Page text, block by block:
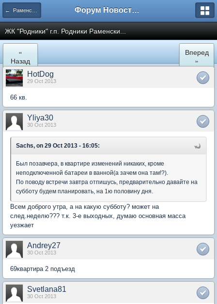
← Раменское Форум Новостройки
ЖК "Родники" г.п. Родники Раменски...
«
Назад
Вперед
»
HotDog
29 Oct 2013
66 кв.
Yliya30
30 Oct 2013
Sachs, on 29 Oct 2013 - 16:05:
Был позавчера, в квартире изменений никаких, кроме
неподключенной батареи в ванной(а зачем она там!?).
По поводу встречи завтра отпишусь, предварительно давайте на
субботу будем планировать, на 1ю половину дня.
Всем доброго утра, а на какую субботу? может на
след.неделю??? т.к. 3-е выходных, думаю основная масса
уезжает
Andrey27
30 Oct 2013
69квартира 2 подъезд
Svetlana81
30 Oct 2013